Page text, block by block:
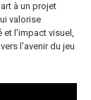
à un projet
valorise
et l'impact visuel,
l'avenir du jeu